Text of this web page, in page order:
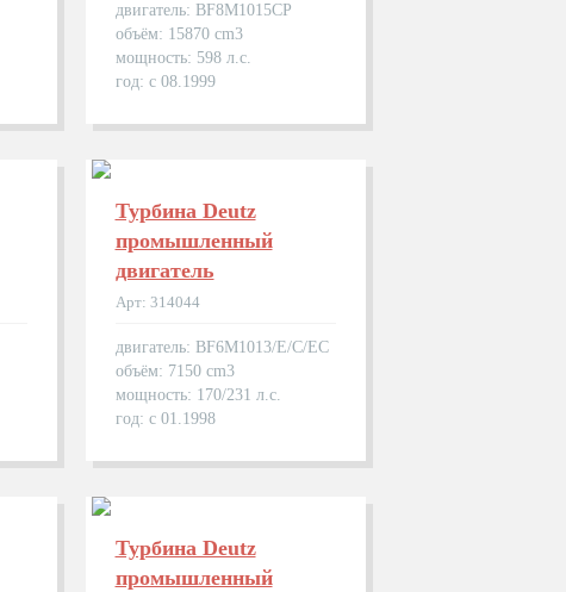
двигатель: BF8M1015CP
объём: 15870 cm3
мощность: 598 л.с.
год: с 08.1999
Турбина Deutz
промышленный
двигатель
Арт: 314044
двигатель: BF6M1013/E/C/EC
объём: 7150 cm3
мощность: 170/231 л.с.
год: с 01.1998
Турбина Deutz
промышленный